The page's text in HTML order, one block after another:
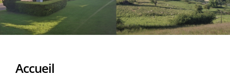
Accueil